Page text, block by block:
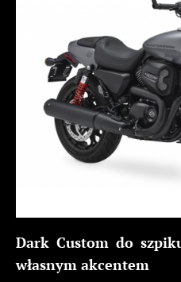
Dark Custom do
własnym akcentem